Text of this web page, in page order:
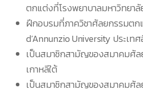
ตกแต่งที่โรงพยาบาลมหาวิทยาลั
ฝึกอบรมที่ภาควิชาศัลยกรรมตก
d’Annunzio University ประเท
เป็นสมาชิกสามัญของสมาคมศั
เกาหลีใต้
เป็นสมาชิกสามัญของสมาคมศั